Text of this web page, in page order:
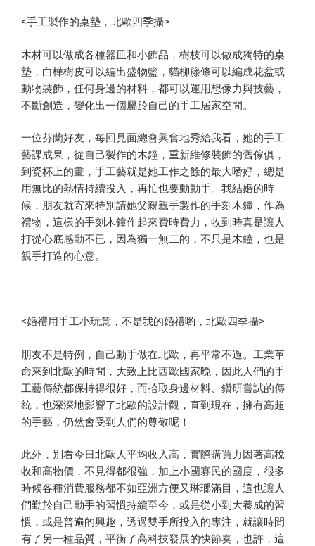
<手工製作的桌墊，北歐四季攝>
木材可以做成各種器皿和小飾品，樹枝可以做成獨特的桌
墊，白樺樹皮可以編出盛物籃，貓柳籐條可以編成花盆或
動物裝飾，任何身邊的材料，都可以運用想像力與技藝，
不斷創造，變化出一個屬於自己的手工居家空間。
一位芬蘭好友，每回見面總會興奮地秀給我看，她的手工
藝課成果，從自己製作的木鐘，重新維修裝飾的舊傢俱，
到瓷杯上的畫，手工藝就是她工作之餘的最大嗜好，總是
用無比的熱情持續投入，再忙也要動動手。我結婚的時
候，朋友就寄來特別請她父親親手製作的手刻木鐘，作為
禮物，這樣的手刻木鐘作起來費時費力，收到時真是讓人
打從心底感動不已，因為獨一無二的，不只是木鐘，也是
親手打造的心意。
<婚禮用手工小玩意，不是我的婚禮喲，北歐四季攝>
朋友不是特例，自己動手做在北歐，再平常不過。工業革
命來到北歐的時間，大致上比西歐國家晚，因此人們的手
工藝傳統都保持得很好，而拾取身邊材料、鑽研嘗試的傳
統，也深深地影響了北歐的設計觀，直到現在，擁有高超
的手藝，仍然會受到人們的尊敬呢！
此外，別看今日北歐人平均收入高，實際購買力因著高稅
收和高物價，不見得都很強，加上小國寡民的國度，很多
時候各種消費服務都不如亞洲方便又琳瑯滿目，這也讓人
們勤於自己動手的習慣持續至今，或是從小到大養成的習
慣，或是普遍的興趣，透過雙手所投入的專注，就讓時間
有了另一種品質，平衡了高科技發展的快節奏，也許，這